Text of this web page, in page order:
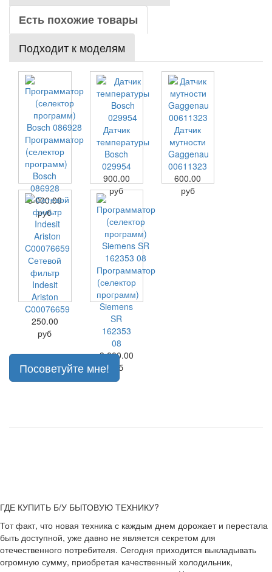
Есть похожие товары
Подходит к моделям
Программатор
(селектор
программ)
Bosch
086928
3 000.00
руб
Датчик
температуры
Bosch
029954
900.00
руб
Датчик
мутности
Gaggenau
00611323
600.00
руб
Сетевой
фильтр
Indesit
Ariston
C00076659
250.00
руб
Программатор
(селектор
программ)
Siemens
SR
162353
08
3 000.00
руб
Посоветуйте мне!
ГДЕ КУПИТЬ Б/У БЫТОВУЮ ТЕХНИКУ?
Тот факт, что новая техника с каждым днем дорожает и перестала
быть доступной, уже давно не является секретом для
отечественного потребителя. Сегодня приходится выкладывать
огромную сумму, приобретая качественный холодильник,